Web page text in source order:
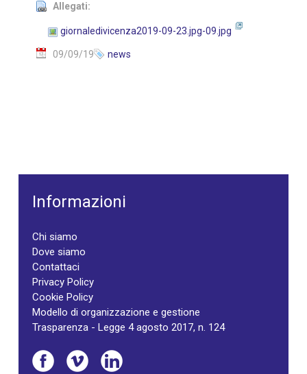
Allegati:
giornaledivicenza2019-09-23.jpg-09.jpg
09/09/19 news
Informazioni
Chi siamo
Dove siamo
Contattaci
Privacy Policy
Cookie Policy
Modello di organizzazione e gestione
Trasparenza - Legge 4 agosto 2017, n. 124